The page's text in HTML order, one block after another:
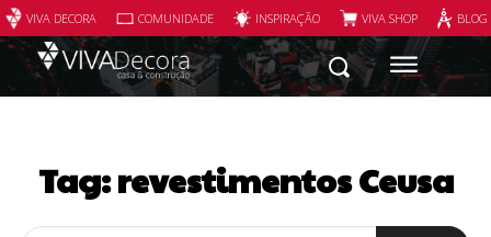
VIVA DECORA COMUNIDADE INSPIRAÇÃO VIVA SHOP
Tag:revestimentos Ceusa